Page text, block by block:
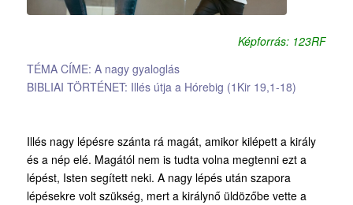
Képforrás: 123RF
TÉMA CÍME: A nagy gyaloglás
BIBLIAI TÖRTÉNET: Illés útja a Hórebig (1Kir 19,1-18)
Illés nagy lépésre szánta rá magát, amikor kilépett a király
és a nép elé. Magától nem is tudta volna megtenni ezt a
lépést, Isten segített neki. A nagy lépés után szapora
lépésekre volt szükség, mert a királynő üldözőbe vette a